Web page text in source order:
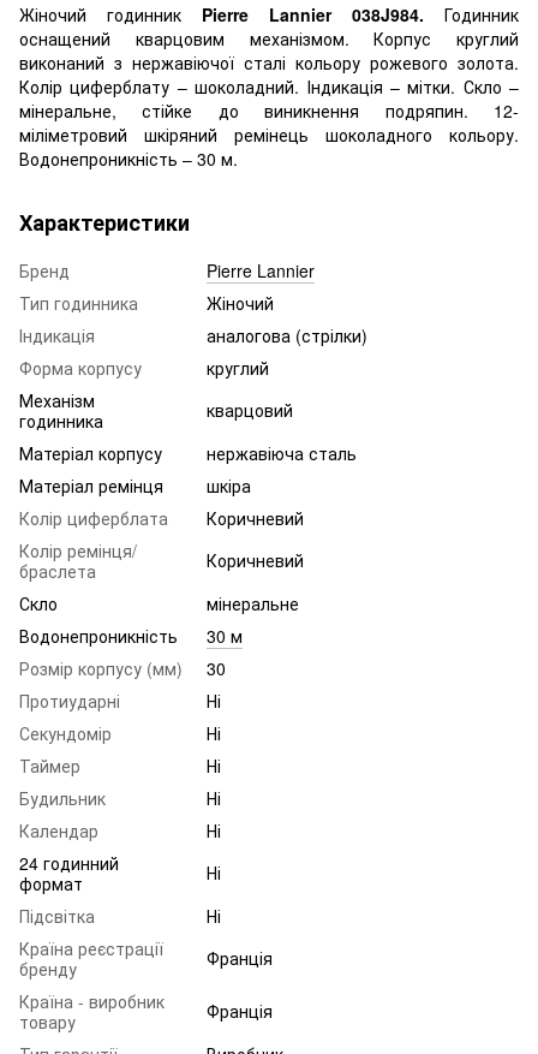
Жіночий годинник Pierre Lannier 038J984.
Годинник
оснащений кварцовим механізмом. Корпус круглий
виконаний з нержавіючої сталі кольору рожевого золота.
Колір циферблату – шоколадний. Індикація – мітки. Скло –
мінеральне, стійке до виникнення подряпин. 12-
міліметровий шкіряний ремінець шоколадного кольору.
Водонепроникність – 30 м.
Характеристики
Бренд
Pierre Lannier
Тип годинника
Жіночий
Індикація
аналогова (стрілки)
Форма корпусу
круглий
Механізм
годинника
кварцовий
Матеріал корпусу
нержавіюча сталь
Матеріал ремінця
шкіра
Колір циферблата
Коричневий
Колір ремінця/
браслета
Коричневий
Скло
мінеральне
Водонепроникність
30 м
Розмір корпусу (мм)
30
Протиударні
Ні
Секундомір
Ні
Таймер
Ні
Будильник
Ні
Календар
Ні
24 годинний
формат
Ні
Підсвітка
Ні
Країна реєстрації
бренду
Франція
Країна - виробник
товару
Франція